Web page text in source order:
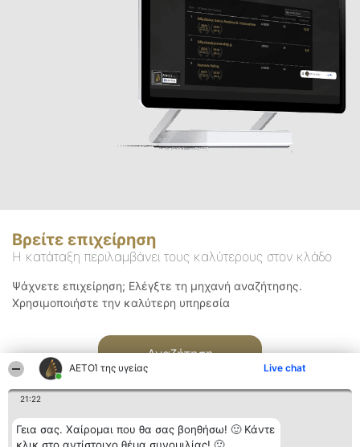
ΑΕΤΟΊ της υγείας Live chat
21:22
Γεια σας. Χαίρομαι που θα σας βοηθήσω! 🙂 Κάντε
Βρείτε επιχείρηση
Η κατάταξη περιλαμβάνει τους καλύτερους στον κλάδο
Ψάχνετε επιχείρηση; Ελέγξτε τη μηχανή αναζήτησης.
Χρησιμοποιήστε την καλύτερη υπηρεσία
Αναζήτηση